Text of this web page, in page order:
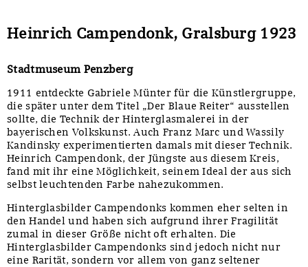
Heinrich Campendonk, Gralsburg 1923
Stadtmuseum Penzberg
1911 entdeckte Gabriele Münter für die Künstlergruppe,
die später unter dem Titel „Der Blaue Reiter“ ausstellen
sollte, die Technik der Hinterglasmalerei in der
bayerischen Volkskunst. Auch Franz Marc und Wassily
Kandinsky experimentierten damals mit dieser Technik.
Heinrich Campendonk, der Jüngste aus diesem Kreis,
fand mit ihr eine Möglichkeit, seinem Ideal der aus sich
selbst leuchtenden Farbe nahezukommen.
Hinterglasbilder Campendonks kommen eher selten in
den Handel und haben sich aufgrund ihrer Fragilität
zumal in dieser Größe nicht oft erhalten. Die
Hinterglasbilder Campendonks sind jedoch nicht nur
eine Rarität, sondern vor allem von ganz seltener